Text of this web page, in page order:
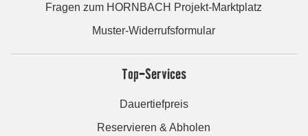
Fragen zum HORNBACH Projekt-Marktplatz
Muster-Widerrufsformular
Top-Services
Dauertiefpreis
Reservieren & Abholen